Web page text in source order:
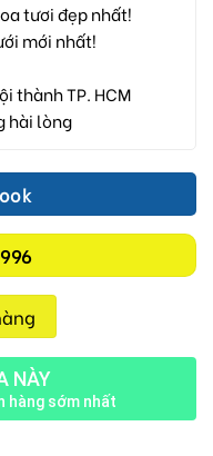
tươi đẹp nhất!
mới nhất!
thành TP. HCM
hài lòng
NÀY
hàng sớm nhất